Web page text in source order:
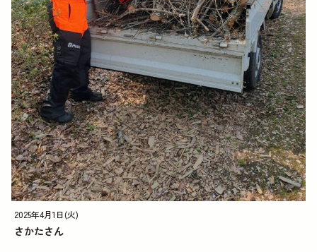
2025年4月1日(火)
さかたさん